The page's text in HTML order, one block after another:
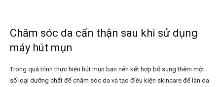
Chăm sóc da cẩn thận sau khi sử dụng
máy hút mụn
Trong quá trình thực hiện hút mụn bạn nên kết hợp bổ sung thêm một
số loại dưỡng chất để chăm sóc da và tạo điều kiện skincare để làn da